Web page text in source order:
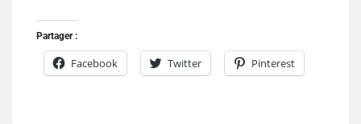
Partager :
Facebook Twitter Pinterest